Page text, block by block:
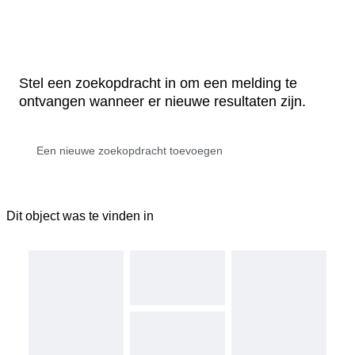
Stel een zoekopdracht in om een melding te
ontvangen wanneer er nieuwe resultaten zijn.
Dit object was te vinden in